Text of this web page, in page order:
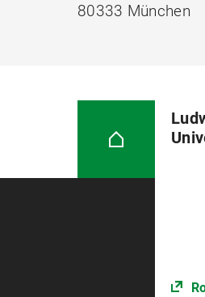
80333 München